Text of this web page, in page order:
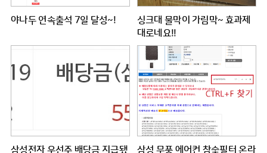
야나두 연속출석 7일 달성~!
싱크대 물막이 가림막~ 효과제
대로네요!!
삼성전자 우선주 배당금 지급됐 삼성 무풍 에어컨 참숯필터 온라